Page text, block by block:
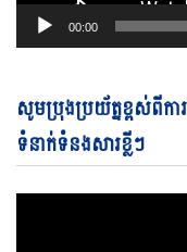
00:00
សូមប្រុងប្រយ័ត្នខ្ពស់ពីកា
ទំនាក់ទំនងសារខ្លីៗ